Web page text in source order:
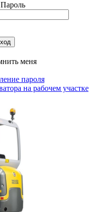
Пароль
меня
пароля
на рабочем участке